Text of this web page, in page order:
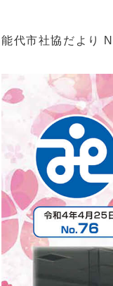
能代市社協だより